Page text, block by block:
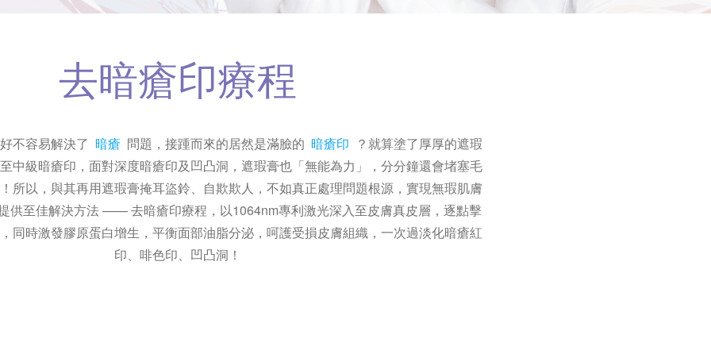
去暗瘡印療程
不容易解決了 暗瘡 問題，接踵而來的居然是滿臉的 暗瘡印 ？就算塗了厚厚的遮瑕
中級暗瘡印，面對深度暗瘡印及凹凸洞，遮瑕膏也「無能為力」，分分鐘還會堵塞毛
所以，與其再用遮瑕膏掩耳盜鈴、自欺欺人，不如真正處理問題根源，實現無瑕肌膚
供至佳解決方法 —— 去暗瘡印療程，以1064nm專利激光深入至皮膚真皮層，逐點擊
，同時激發膠原蛋白增生，平衡面部油脂分泌，呵護受損皮膚組織，一次過淡化暗瘡紅
印、啡色印、凹凸洞！